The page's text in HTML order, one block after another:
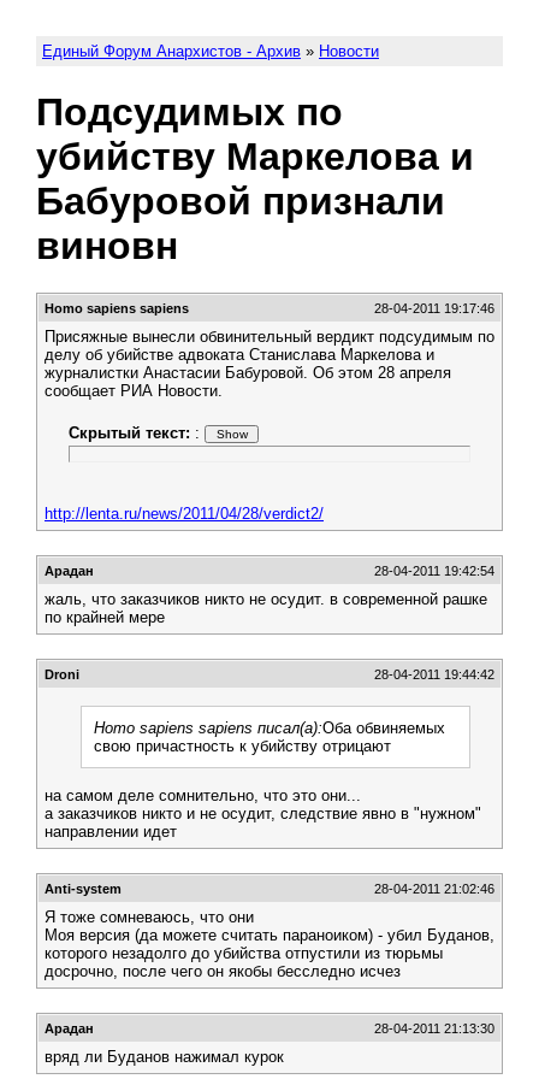
Единый Форум Анархистов - Архив » Новости
Подсудимых по
убийству Маркелова и
Бабуровой признали
виновн
Homo sapiens sapiens 28-04-2011 19:17:46
Присяжные вынесли обвинительный вердикт подсудимым по
делу об убийстве адвоката Станислава Маркелова и
журналистки Анастасии Бабуровой. Об этом 28 апреля
сообщает РИА Новости.
Скрытый текст: :
http://lenta.ru/news/2011/04/28/verdict2/
Арадан 28-04-2011 19:42:54
жаль, что заказчиков никто не осудит. в современной рашке
по крайней мере
Droni 28-04-2011 19:44:42
Homo sapiens sapiens писал(а):Оба обвиняемых
свою причастность к убийству отрицают
на самом деле сомнительно, что это они...
а заказчиков никто и не осудит, следствие явно в "нужном"
направлении идет
Anti-system 28-04-2011 21:02:46
Я тоже сомневаюсь, что они
Моя версия (да можете считать параноиком) - убил Буданов,
которого незадолго до убийства отпустили из тюрьмы
досрочно, после чего он якобы бесследно исчез
Арадан 28-04-2011 21:13:30
вряд ли Буданов нажимал курок